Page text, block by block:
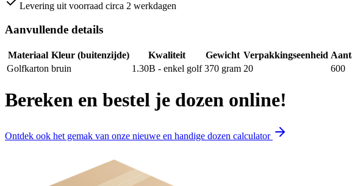
Levering uit voorraad circa 2 werkdagen
Aanvullende details
Materiaal Kleur (buitenzijde) Kwaliteit Gewicht Verpakkingseenheid
Golfkarton bruin 1.30B - enkel golf 370 gram 20 600
Bereken en bestel je dozen online!
Ontdek ook het gemak van onze nieuwe en handige dozen calculator